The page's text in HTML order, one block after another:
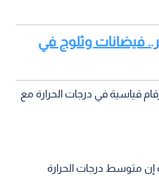
فيضانات وثلوج في
قياسية في درجات الحرارة مع
إن متوسط درجات الحرارة